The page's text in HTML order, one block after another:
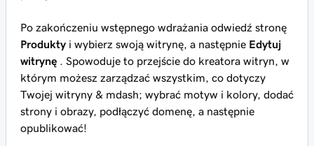
Po zakończeniu wstępnego wdrażania odwiedź stronę
Produkty i wybierz swoją witrynę, a następnie Edytuj
witrynę . Spowoduje to przejście do kreatora witryn, w
którym możesz zarządzać wszystkim, co dotyczy
Twojej witryny & mdash; wybrać motyw i kolory, dodać
strony i obrazy, podłączyć domenę, a następnie
opublikować!